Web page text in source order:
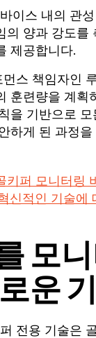
이스 내의 관
의 양과 강도를
제공합니다.
스 책임자인
훈련량을 계획
을 기반으로
하게 된 과정
키퍼 모니터링
신적인 기술에
모
운
전용 기술은